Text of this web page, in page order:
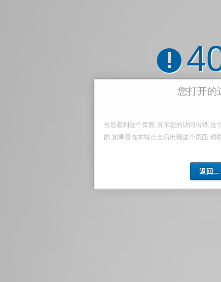
!
您打开的
当您看到这个页面,表示您的访问出错,这
的,如果是在本站点击后出现这个页面,请
返回...